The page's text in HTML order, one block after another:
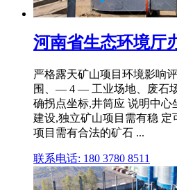
河南省生态环境厅
严格露天矿山项目环境影响
围、— 4 — 工业场地、废石
确拐点坐标,井筒应 说明中心
建设,独立矿山项目需有稳
项目需有合法的矿石 ...
联系电话: 180 3780 8511